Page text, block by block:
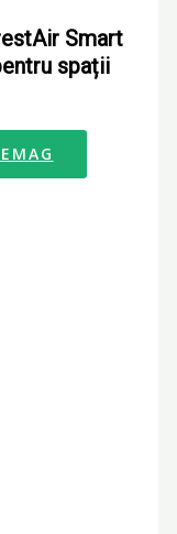
Smart
spații